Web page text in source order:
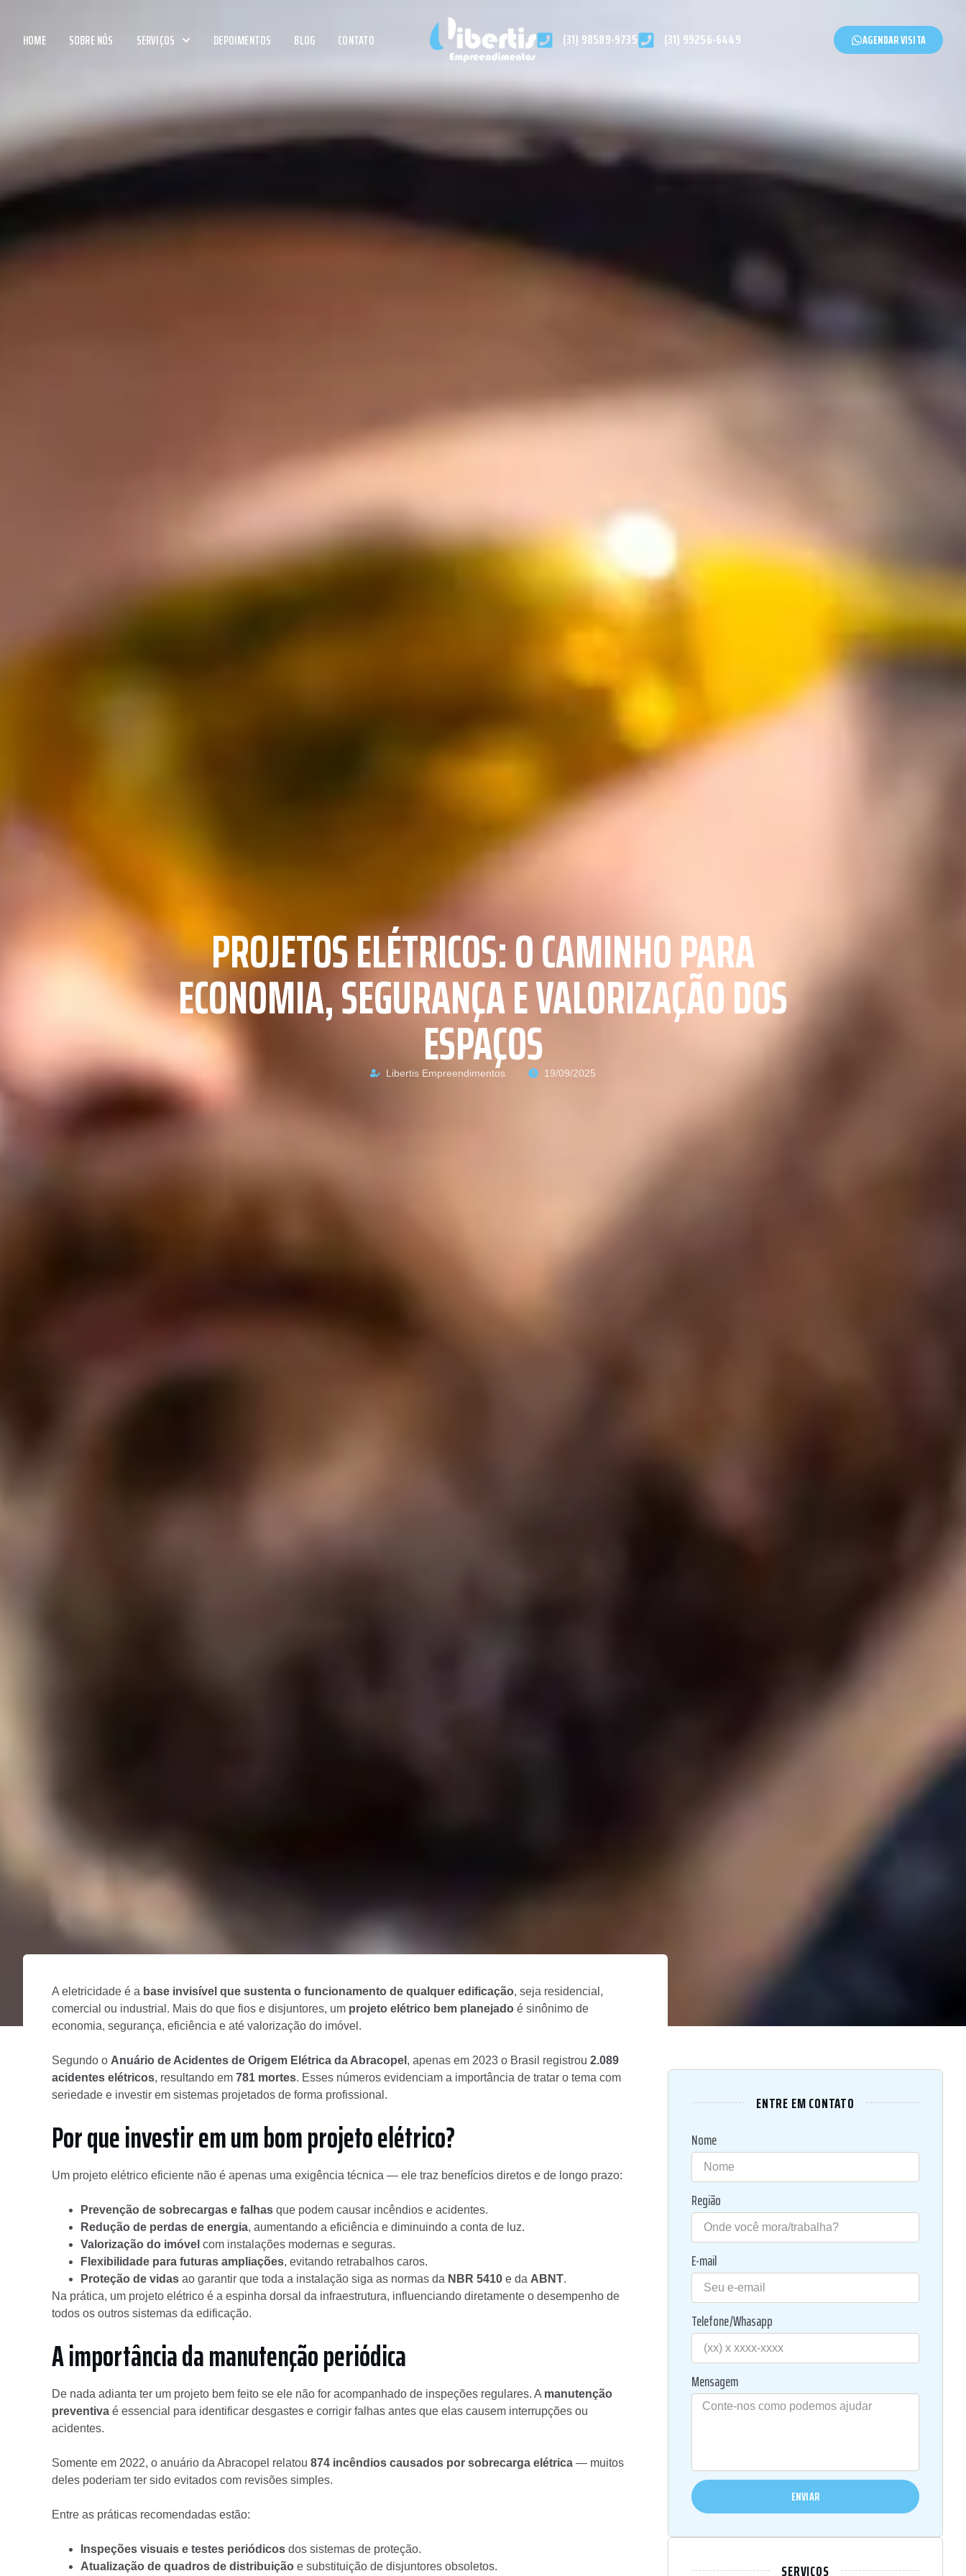
HOME SOBRE NÓS SERVIÇOS DEPOIMENTOS BLOG CONTATO (31) 98589-9735 (31) 99256-6449 AGENDAR VISITA
PROJETOS ELÉTRICOS: O CAMINHO PARA
ECONOMIA, SEGURANÇA E VALORIZAÇÃO DOS
ESPAÇOS
Libertis Empreendimentos 19/09/2025
A eletricidade é a base invisível que sustenta o funcionamento de qualquer edificação, seja residencial,
comercial ou industrial. Mais do que fios e disjuntores, um projeto elétrico bem planejado é sinônimo de
economia, segurança, eficiência e até valorização do imóvel.
Segundo o Anuário de Acidentes de Origem Elétrica da Abracopel , apenas em 2023 o Brasil registrou 2.089
acidentes elétricos, resultando em 781 mortes. Esses números evidenciam a importância de tratar o tema com
seriedade e investir em sistemas projetados de forma profissional.
Por que investir em um bom projeto elétrico?
Um projeto elétrico eficiente não é apenas uma exigência técnica — ele traz benefícios diretos e de longo prazo:
Prevenção de sobrecargas e falhas que podem causar incêndios e acidentes.
Redução de perdas de energia, aumentando a eficiência e diminuindo a conta de luz.
Valorização do imóvel com instalações modernas e seguras.
Flexibilidade para futuras ampliações, evitando retrabalhos caros.
Proteção de vidas ao garantir que toda a instalação siga as normas da NBR 5410 e da ABNT.
Na prática, um projeto elétrico é a espinha dorsal da infraestrutura, influenciando diretamente o desempenho de
todos os outros sistemas da edificação.
A importância da manutenção periódica
De nada adianta ter um projeto bem feito se ele não for acompanhado de inspeções regulares. A manutenção
preventiva é essencial para identificar desgastes e corrigir falhas antes que elas causem interrupções ou
acidentes.
Somente em 2022, o anuário da Abracopel relatou 874 incêndios causados por sobrecarga elétrica — muitos
deles poderiam ter sido evitados com revisões simples.
Entre as práticas recomendadas estão:
Inspeções visuais e testes periódicos dos sistemas de proteção.
Atualização de quadros de distribuição e substituição de disjuntores obsoletos.
ENTRE EM CONTATO
Nome
Região
E-mail
Telefone/Whasapp
Mensagem
ENVIAR
SERVIÇOS